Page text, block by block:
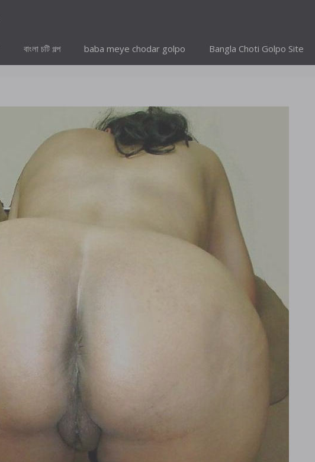
বাংলা চটি গল্প baba meye chodar golpo Bangla Choti Golpo Site